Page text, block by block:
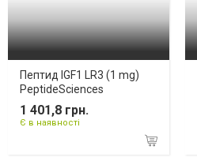
Пептид IGF1 LR3 (1 mg)
PeptideSciences
1 401,8 грн.
Є в наявності